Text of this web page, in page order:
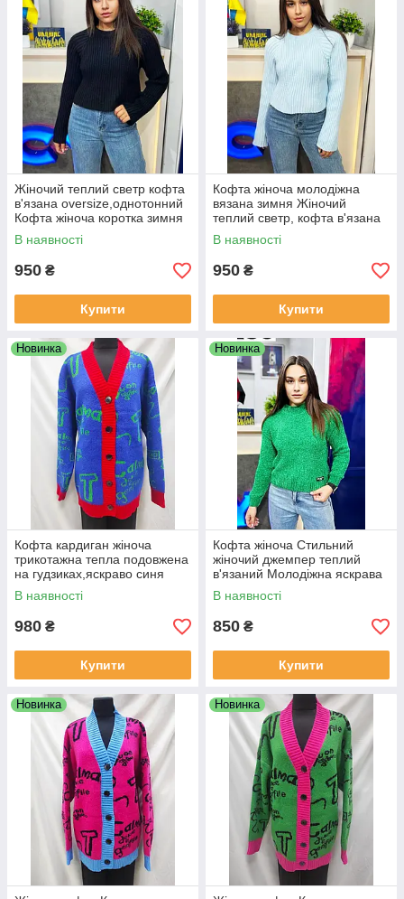
Жіночий теплий светр кофта
в'язана oversize,однотонний
Кофта жіноча коротка зимня
молодіжна вязана чорна
В наявності
950 ₴
Купити
Кофта жіноча молодіжна
вязана зимня Жіночий
теплий светр, кофта в'язана
oversize, однотонний
вільного крою
В наявності
950 ₴
Купити
Новинка
Кофта кардиган жіноча
трикотажна тепла подовжена
на гудзиках,яскраво синя
В наявності
980 ₴
Купити
Новинка
Кофта жіноча Стильний
жіночий джемпер теплий
в'язаний Молодіжна яскрава
тепла кофта ярко зеленого
кольору
В наявності
850 ₴
Купити
Новинка Новинка